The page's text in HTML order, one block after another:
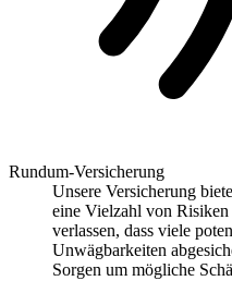
Rundum-Versicherung
Unsere Versicherung
eine Vielzahl von
verlassen, dass viele
Unwägbarkeiten
Sorgen um mögliche